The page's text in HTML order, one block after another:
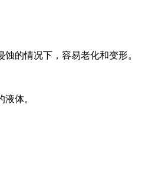
的情况下，容易老化和变形。
体。